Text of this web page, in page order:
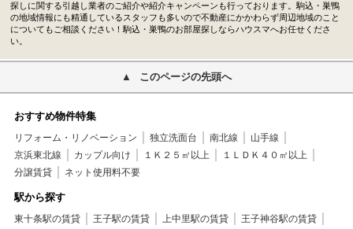
探しに関する引越し業者のご紹介や紹介キャンペーンも行っております。駒込・巣鴨
の地域情報にも精通しているスタッフも多いので不動産にかかわらず周辺地域のこと
についてもご相談ください！駒込・巣鴨のお部屋探しならハウスマへお任せくださ
い。
このページの先頭へ
おすすめ物件特集
リフォーム・リノベーション 独立洗面台 南北線
山手線
京浜東北線
カップル向け １Ｋ２５㎡以上
１ＬＤＫ４０㎡以上
分譲賃貸
ネット使用料不要
駅から探す
東十条駅の賃貸 王子駅の賃貸 上中里駅の賃貸
王子神谷駅の賃貸